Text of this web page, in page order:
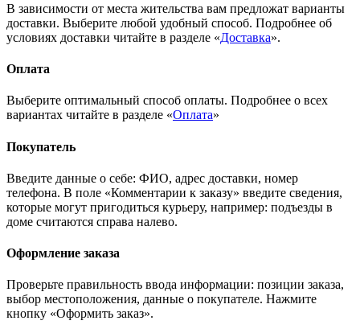
В зависимости от места жительства вам предложат варианты
доставки. Выберите любой удобный способ. Подробнее об
условиях доставки читайте в разделе «Доставка».
Оплата
Выберите оптимальный способ оплаты. Подробнее о всех
вариантах читайте в разделе «Оплата»
Покупатель
Введите данные о себе: ФИО, адрес доставки, номер
телефона. В поле «Комментарии к заказу» введите сведения,
которые могут пригодиться курьеру, например: подъезды в
доме считаются справа налево.
Оформление заказа
Проверьте правильность ввода информации: позиции заказа,
выбор местоположения, данные о покупателе. Нажмите
кнопку «Оформить заказ».